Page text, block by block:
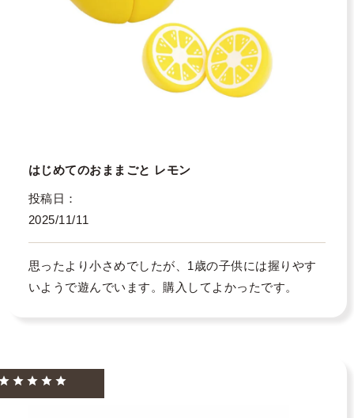
はじめてのおままごと レモン
投稿日
2025/11/11
思ったより小さめでしたが、1歳の子供には握りやす
いようで遊んでいます。購入してよかったです。